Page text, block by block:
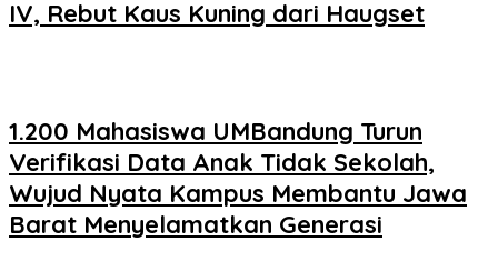
IV, Rebut Kaus Kuning dari Haugset
1.200 Mahasiswa UMBandung Turun
Verifikasi Data Anak Tidak Sekolah,
Wujud Nyata Kampus Membantu Jawa
Barat Menyelamatkan Generasi